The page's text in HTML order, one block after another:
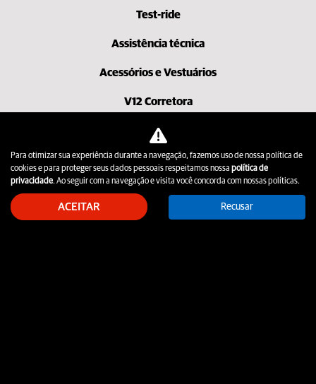
Test-ride
Assistência técnica
Acessórios e Vestuários
V12 Corretora
Comparativo
Fale conosco
Fale conosco
Política de privacidade
Para otimizar sua experiência durante a navegação, fazemos uso de nossa política de
cookies e para proteger seus dados pessoais respeitamos nossa política de
privacidade. Ao seguir com a navegação e visita você concorda com nossas políticas.
ACEITAR Recusar